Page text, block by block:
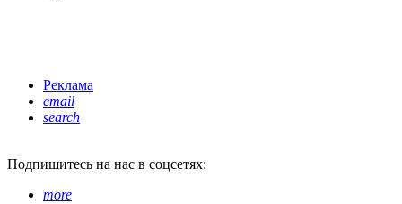
Реклама
email
search
Подпишитесь на нас в соцсетях:
more